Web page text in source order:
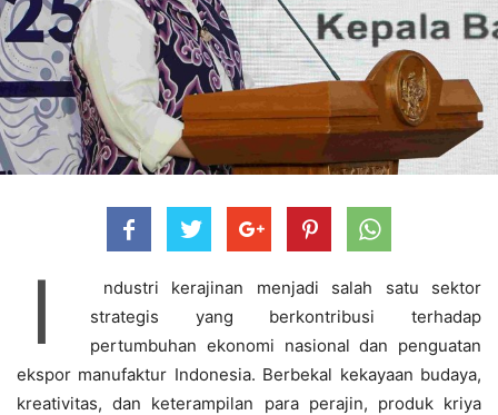
I
ndustri kerajinan menjadi salah satu sektor
strategis yang berkontribusi terhadap
pertumbuhan ekonomi nasional dan penguatan
ekspor manufaktur Indonesia. Berbekal kekayaan budaya,
kreativitas, dan keterampilan para perajin, produk kriya